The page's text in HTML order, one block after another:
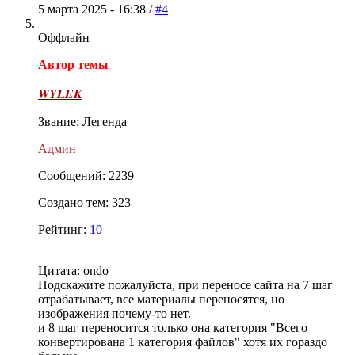
5 марта 2025 - 16:38 /#4
Оффлайн
Автор темы
WYLEK
Звание: Легенда
Админ
Сообщений: 2239
Создано тем: 323
Рейтинг: 10
Цитата: ondo
Подскажите пожалуйста, при переносе сайта на 7 шаг
отрабатывает, все материалы переносятся, но
изображения почему-то нет.
и 8 шаг переносится только она категория "Всего
конвертирована 1 категория файлов" хотя их гораздо